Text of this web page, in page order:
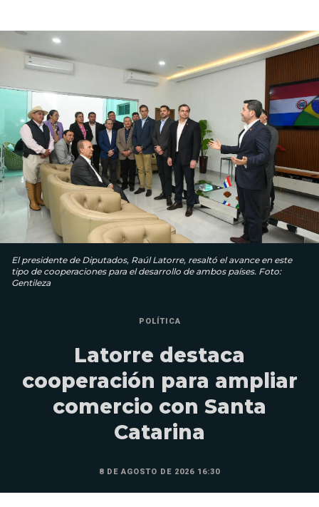
El presidente de Diputados, Raúl Latorre, resaltó el avance en este
tipo de cooperaciones para el desarrollo de ambos países. Foto:
Gentileza
POLÍTICA
Latorre destaca
cooperación para ampliar
comercio con Santa
Catarina
8 DE AGOSTO DE 2026 16:30